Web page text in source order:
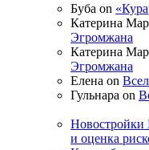
Буба on
Катерина
Эгромжана
Катерина
Эгромжана
Елена on
Гульнара on
Новостройки
и оценка